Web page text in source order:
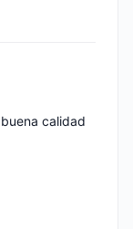
calidad